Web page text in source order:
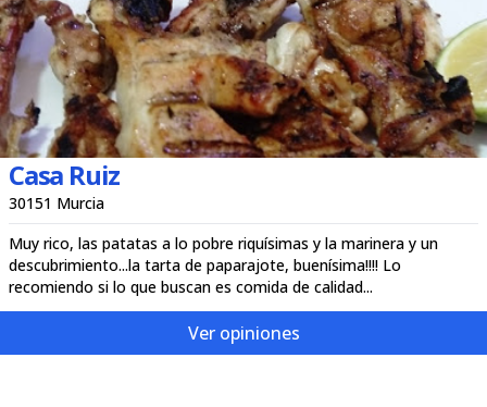
Casa Ruiz
30151 Murcia
Muy rico, las patatas a lo pobre riquísimas y la marinera y un
descubrimiento...la tarta de paparajote, buenísima!!!! Lo
recomiendo si lo que buscan es comida de calidad...
Ver opiniones